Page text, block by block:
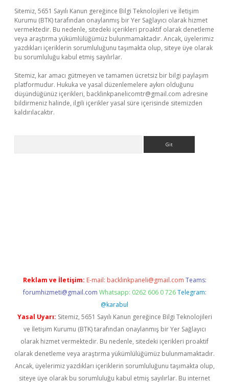
Sitemiz, 5651 Sayılı Kanun gereğince Bilgi Teknolojileri ve İletişim
Kurumu (BTK) tarafından onaylanmış bir Yer Sağlayıcı olarak hizmet
vermektedir. Bu nedenle, sitedeki içerikleri proaktif olarak denetleme
veya araştırma yükümlülüğümüz bulunmamaktadır. Ancak, üyelerimiz
yazdıkları içeriklerin sorumluluğunu taşımakta olup, siteye üye olarak
bu sorumluluğu kabul etmiş sayılırlar.
Sitemiz, kar amacı gütmeyen ve tamamen ücretsiz bir bilgi paylaşım
platformudur. Hukuka ve yasal düzenlemelere aykırı olduğunu
düşündüğünüz içerikleri, backlinkpanelicomtr@gmail.com adresine
bildirmeniz halinde, ilgili içerikler yasal süre içerisinde sitemizden
kaldırılacaktır.
Reklam ve İletişim: E-mail: backlinkpaneli@gmail.com Teams:
forumhizmeti@gmail.com Whatsapp: 0262 606 0 726 Telegram:
@karabul
Yasal Uyarı: Sitemiz, 5651 Sayılı Kanun gereğince Bilgi Teknolojileri
ve İletişim Kurumu (BTK) tarafından onaylanmış bir Yer Sağlayıcı
olarak hizmet vermektedir. Bu nedenle, sitedeki içerikleri proaktif
olarak denetleme veya araştırma yükümlülüğümüz bulunmamaktadır.
Ancak, üyelerimiz yazdıkları içeriklerin sorumluluğunu taşımakta olup,
siteye üye olarak bu sorumluluğu kabul etmiş sayılırlar. Bu internet